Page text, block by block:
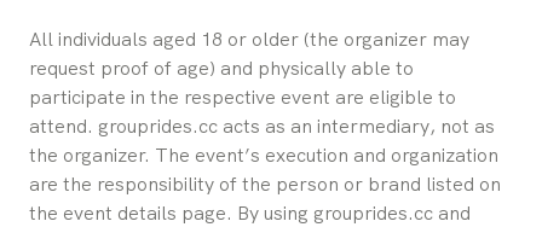
All individuals aged 18 or older (the organizer may
request proof of age) and physically able to
participate in the respective event are eligible to
attend. grouprides.cc acts as an intermediary, not as
the organizer. The event’s execution and organization
are the responsibility of the person or brand listed on
the event details page. By using grouprides.cc and